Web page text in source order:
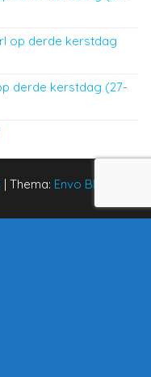
op derde kerstdag
derde kerstdag (27-
| Thema: Envo Blog